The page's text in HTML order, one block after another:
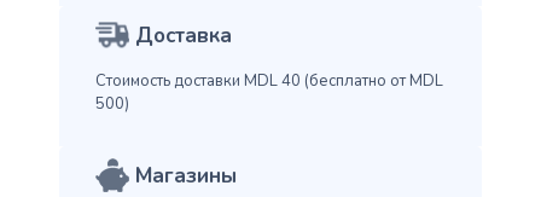
Доставка
Стоимость доставки MDL 40 (бесплатно от MDL
500)
Магазины